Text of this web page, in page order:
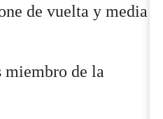
de vuelta y media
miembro de la